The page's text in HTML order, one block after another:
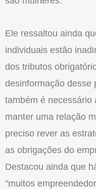
Ele ressaltou ainda
individuais estão
dos tributos
desinformação desse
também é necessário
manter uma relação
preciso rever as
as obrigações do
Destacou ainda que
"muitos